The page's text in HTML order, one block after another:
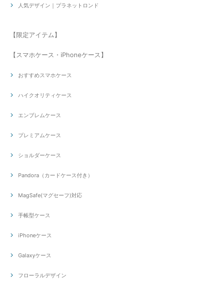
人気デザイン｜プラネットロンド
【限定アイテム】
【スマホケース・iPhoneケース】
おすすめスマホケース
ハイクオリティケース
エンブレムケース
プレミアムケース
ショルダーケース
Pandora（カードケース付き）
MagSafe(マグセーフ)対応
手帳型ケース
iPhoneケース
Galaxyケース
フローラルデザイン